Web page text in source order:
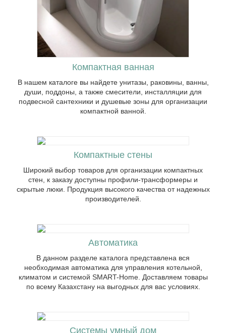
Компактная ванная
В нашем каталоге вы найдете унитазы, раковины, ванны,
души, поддоны, а также смесители, инсталляции для
подвесной сантехники и душевые зоны для организации
компактной ванной.
Широкий выбор товаров для
скрытые люки. Продукция высокого
качества от надежных производителей.
Компактные стены
Широкий выбор товаров для организации компактных
стен, к заказу доступны профили-трансформеры и
скрытые люки. Продукция высокого качества от надежных
производителей.
В данном разделе каталога
климатом и системой SMART-Home.
Доставляем товары по всему Казахстану
на выгодных для вас условиях.
Автоматика
В данном разделе каталога представлена вся
необходимая автоматика для управления котельной,
климатом и системой SMART-Home. Доставляем товары
по всему Казахстану на выгодных для вас условиях.
компактного быта в доме.
Системы умный дом